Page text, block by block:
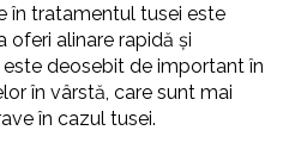
în tratamentul tusei este
alinare rapidă și
deosebit de important în
în vârstă, care sunt mai
în cazul tusei.